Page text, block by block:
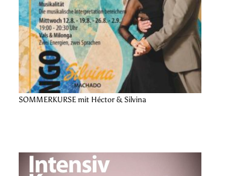
SOMMERKURSE mit Héctor & Silvina